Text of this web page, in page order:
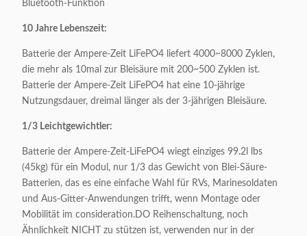
Bluetooth-Funktion
10 Jahre Lebenszeit:
Batterie der Ampere-Zeit LiFePO4 liefert 4000~8000 Zyklen,
die mehr als 10mal zur Bleisäure mit 200~500 Zyklen ist.
Batterie der Ampere-Zeit LiFePO4 hat eine 10-jährige
Nutzungsdauer, dreimal länger als der 3-jährigen Bleisäure.
1/3 Leichtgewichtler:
Batterie der Ampere-Zeit-LiFePO4 wiegt einziges 99.2l lbs
(45kg) für ein Modul, nur 1/3 das Gewicht von Blei-Säure-
Batterien, das es eine einfache Wahl für RVs, Marinesoldaten
und Aus-Gitter-Anwendungen trifft, wenn Montage oder
Mobilität im consideration.DO Reihenschaltung, noch
Ähnlichkeit NICHT zu stützen ist, verwenden nur in der